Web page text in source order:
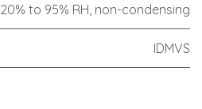
20% to 95% RH, non-condensing
IDMVS